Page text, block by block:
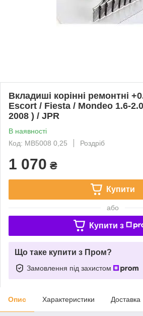
Вкладиші корінні ремонтні
Escort / Fiesta / Mondeo 1.6-
2008 ) / JPR
В наявності
Код: MB5008 0,25
Роздріб
1 070 ₴
Купити
або
Купити з
Що таке купити з Пром?
Замовлення під захистом
Опис Характеристики Доставка